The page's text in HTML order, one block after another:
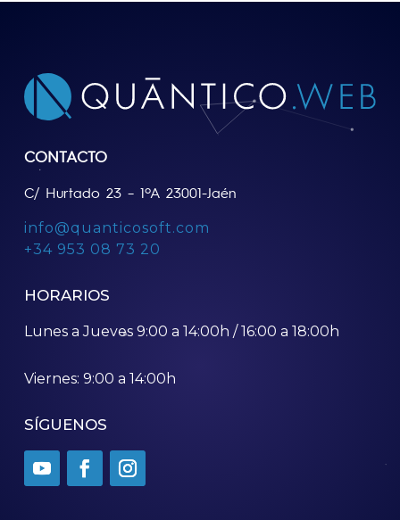
CONTACTO
C/ Hurtado 23 – 1ºA 23001-Jaén
info@quanticosoft.com
+34 953 08 73 20
HORARIOS
Lunes a Jueves 9:00 a 14:00h / 16:00 a 18:00h
Viernes: 9:00 a 14:00h
SÍGUENOS